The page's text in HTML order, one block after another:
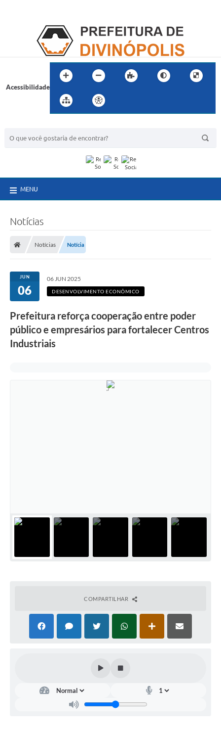
Acessibilidade
MENU
Notícias
Notícias Notícia
JUN
06
06 JUN 2025
DESENVOLVIMENTO ECONÔMICO
Prefeitura reforça cooperação entre poder
público e empresários para fortalecer Centros
Industriais
COMPARTILHAR